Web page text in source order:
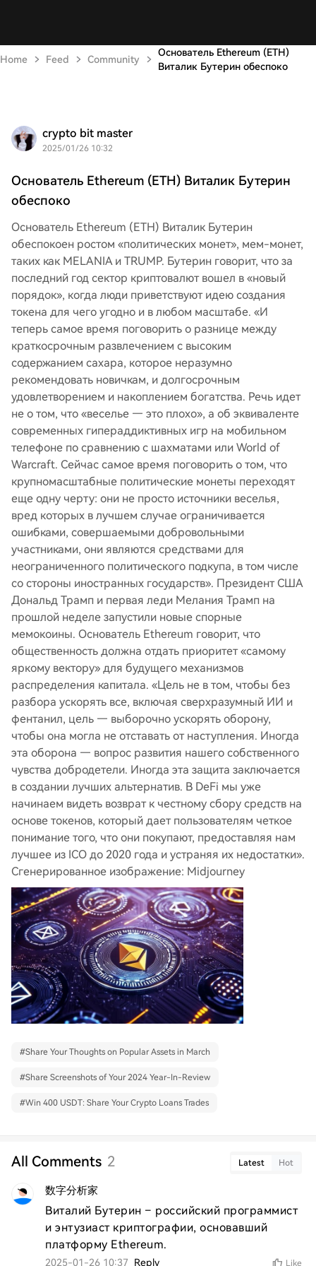
Home Feed Community
Основатель Ethereum (ETH)
Виталик Бутерин обеспоко
crypto bit master
2025/01/26 10:32
Основатель Ethereum (ETH) Виталик Бутерин
обеспоко
Основатель Ethereum (ETH) Виталик Бутерин
обеспокоен ростом «политических монет», мем-монет,
таких как MELANIA и TRUMP. Бутерин говорит, что за
последний год сектор криптовалют вошел в «новый
порядок», когда люди приветствуют идею создания
токена для чего угодно и в любом масштабе. «И
теперь самое время поговорить о разнице между
краткосрочным развлечением с высоким
содержанием сахара, которое неразумно
рекомендовать новичкам, и долгосрочным
удовлетворением и накоплением богатства. Речь идет
не о том, что «веселье — это плохо», а об эквиваленте
современных гипераддиктивных игр на мобильном
телефоне по сравнению с шахматами или World of
Warcraft. Сейчас самое время поговорить о том, что
крупномасштабные политические монеты переходят
еще одну черту: они не просто источники веселья,
вред которых в лучшем случае ограничивается
ошибками, совершаемыми добровольными
участниками, они являются средствами для
неограниченного политического подкупа, в том числе
со стороны иностранных государств». Президент США
Дональд Трамп и первая леди Мелания Трамп на
прошлой неделе запустили новые спорные
мемокоины. Основатель Ethereum говорит, что
общественность должна отдать приоритет «самому
яркому вектору» для будущего механизмов
распределения капитала. «Цель не в том, чтобы без
разбора ускорять все, включая сверхразумный ИИ и
фентанил, цель — выборочно ускорять оборону,
чтобы она могла не отставать от наступления. Иногда
эта оборона — вопрос развития нашего собственного
чувства добродетели. Иногда эта защита заключается
в создании лучших альтернатив. В DeFi мы уже
начинаем видеть возврат к честному сбору средств на
основе токенов, который дает пользователям четкое
понимание того, что они покупают, предоставляя нам
лучшее из ICO до 2020 года и устраняя их недостатки».
Сгенерированное изображение: Midjourney
#Share Your Thoughts on Popular Assets in March
#Share Screenshots of Your 2024 Year-In-Review
#Win 400 USDT: Share Your Crypto Loans Trades
All Comments 2 Latest Hot
数字分析家
Виталий Бутерин – российский программист
и энтузиаст криптографии, основавший
платформу Ethereum.
2025-01-26 10:37 Reply Like